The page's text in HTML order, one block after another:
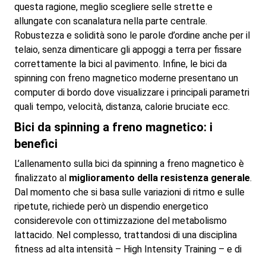
questa ragione, meglio scegliere selle strette e
allungate con scanalatura nella parte centrale.
Robustezza e solidità sono le parole d’ordine anche per il
telaio, senza dimenticare gli appoggi a terra per fissare
correttamente la bici al pavimento. Infine, le bici da
spinning con freno magnetico moderne presentano un
computer di bordo dove visualizzare i principali parametri
quali tempo, velocità, distanza, calorie bruciate ecc.
Bici da spinning a freno magnetico: i
benefici
L’allenamento sulla bici da spinning a freno magnetico è
finalizzato al miglioramento della resistenza generale.
Dal momento che si basa sulle variazioni di ritmo e sulle
ripetute, richiede però un dispendio energetico
considerevole con ottimizzazione del metabolismo
lattacido. Nel complesso, trattandosi di una disciplina
fitness ad alta intensità – High Intensity Training – e di